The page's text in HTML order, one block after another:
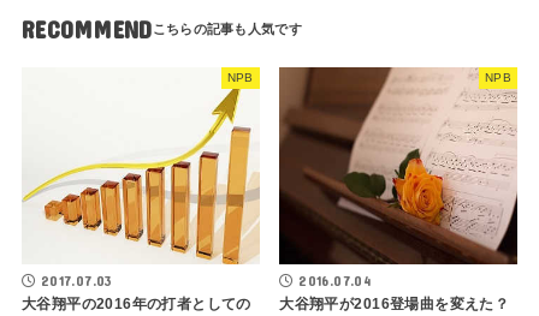
RECOMMEND
NPB
2017.07.03
大谷翔平の2016年の打者としての
NPB
2016.07.04
大谷翔平が2016登場曲を変えた？